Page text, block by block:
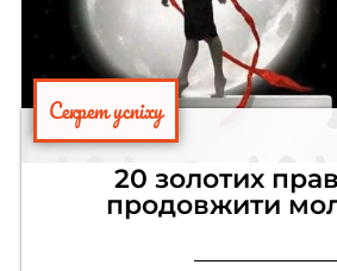
Секрет успіху
20 золотих
продовжити